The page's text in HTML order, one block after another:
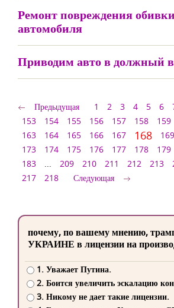
Ремонт повреждения
автомобиля
Приводим авто в должный
Предыдущая 1 2 3 4 5 6
153
154 155 156 157 158 159
163
164 165 166 167 168 169
173
174 175 176 177 178 179
183
... 209 210 211 212 213
217
218 Следующая
почему, по вашему мнению,
УКРАИНЕ в лицензии на
1. Уважает Путина.
2. Боится увеличить эскалацию
3. Никому не дает такие лицензии.